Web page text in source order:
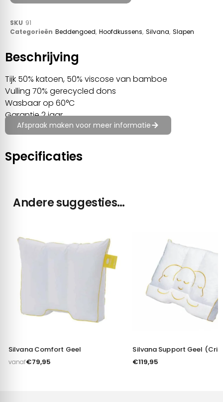
SKU 91
Categorieën Beddengoed, Hoofdkussens, Silvana, Slapen
Beschrijving
Tijk 50% katoen, 50% viscose van bamboe
Vulling 70% gerecycled dons
Wasbaar op 60°C
Garantie 2 jaar
Afspraak maken voor meer informatie
Specificaties
Andere suggesties…
Silvana Comfort Geel
vanaf€79,95
Silvana Support Geel
€119,95